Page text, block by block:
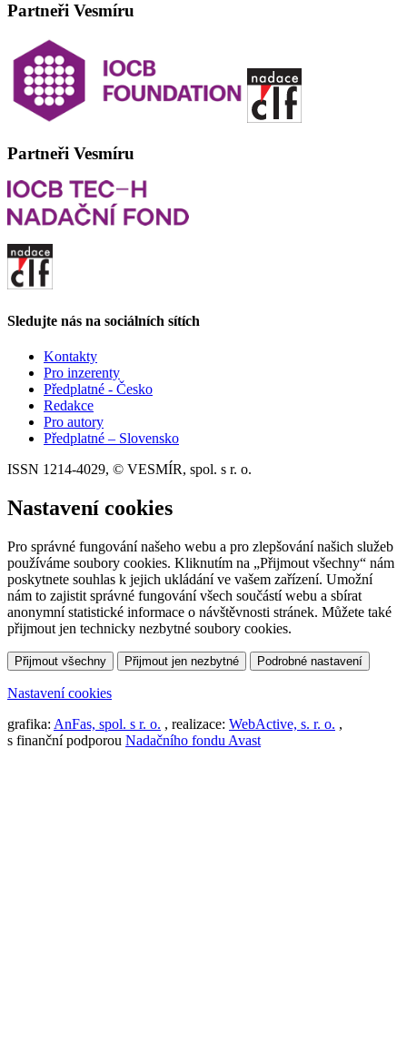
Partneři Vesmíru
Partneři Vesmíru
Sledujte nás na sociálních sítích
Kontakty
Pro inzerenty
Předplatné - Česko
Redakce
Pro autory
Předplatné – Slovensko
ISSN 1214-4029, © VESMÍR, spol. s r. o.
Nastavení cookies
Pro správné fungování našeho webu a pro zlepšování našich služeb
používáme soubory cookies. Kliknutím na „Přijmout všechny“ nám
poskytnete souhlas k jejich ukládání ve vašem zařízení. Umožní
nám to zajistit správné fungování všech součástí webu a sbírat
anonymní statistické informace o návštěvnosti stránek. Můžete také
přijmout jen technicky nezbytné soubory cookies.
Přijmout všechny Přijmout jen nezbytné Podrobné nastavení
Nastavení cookies
grafika: AnFas, spol. s r. o. , realizace: WebActive, s. r. o. ,
s finanční podporou Nadačního fondu Avast